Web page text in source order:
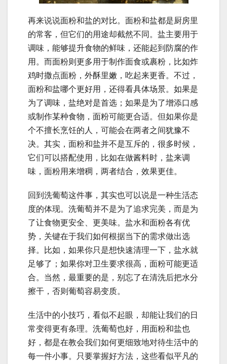
再来说说面粉和盐的对比。面粉和盐都是厨房里
的常客，但它们的用途却截然不同。盐主要用于
调味，能够提升食物的鲜味，还能起到防腐的作
用。而面粉则更多用于制作面食或裹粉，比如炸
鸡时撒点面粉，外酥里嫩，吃起来更香。不过，
面粉和盐哪个更好用，还得看具体场景。如果是
为了调味，盐绝对是首选；如果是为了增添口感
或制作某种食物，面粉可能更合适。但如果你是
个不擅长烹饪的人，可能会在两者之间犹豫不
决。其实，面粉和盐并不是互斥的，很多时候，
它们可以搭配使用，比如在做酱料时，盐来调
味，面粉用来增稠，两者结合，效果更佳。
回到洗葡萄这件事，其实也可以说是一种生活态
度的体现。洗葡萄并不是为了追求完美，而是为
了让食物更安全、更美味。盐水和面粉各有优
势，关键在于我们如何根据当下的需求做出选
择。比如，如果你只是想快速清理一下，盐水就
足够了；如果你对卫生要求很高，面粉可能更适
合。当然，最重要的是，别忘了在清洗后把水分
擦干，否则葡萄容易变质。
生活中的小技巧，看似不起眼，却能让我们的日
常变得更有条理。洗葡萄也好，用面粉和盐也
好，都是在教会我们如何更细致地对待生活中的
每一件小事。只要掌握好方法，这些看似平凡的